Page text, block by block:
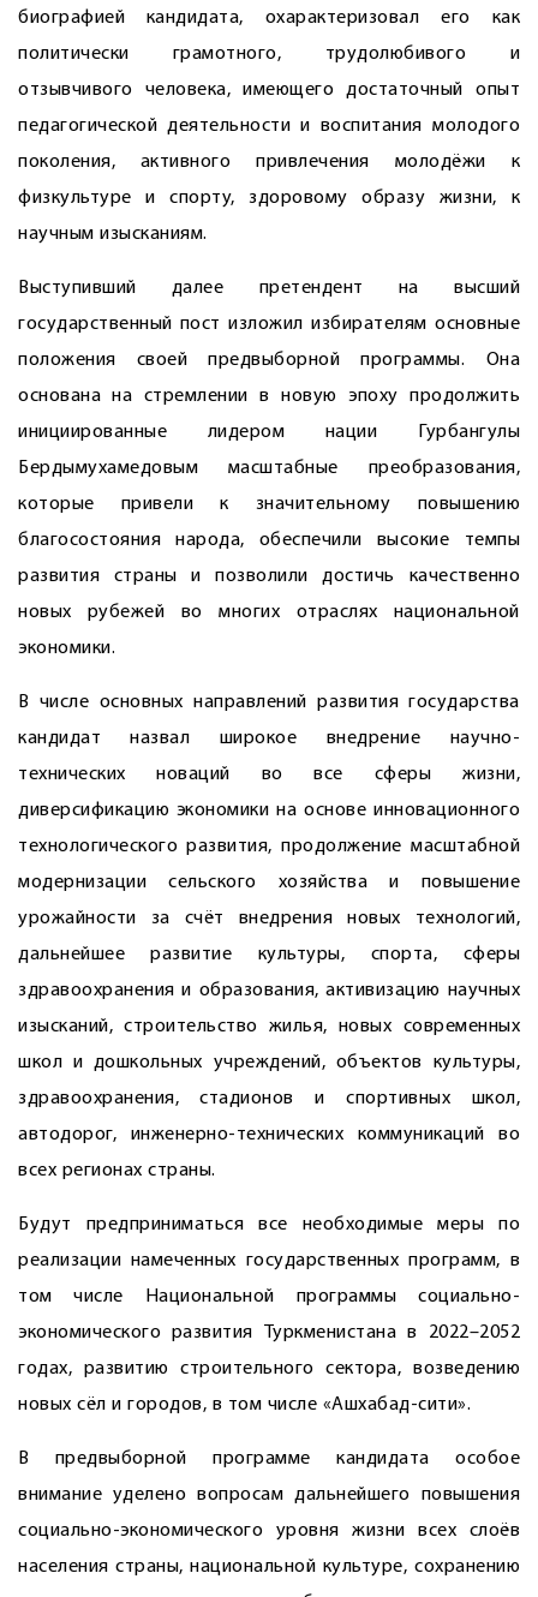
биографией кандидата, охарактеризовал его как
политически грамотного, трудолюбивого и
отзывчивого человека, имеющего достаточный опыт
педагогической деятельности и воспитания молодого
поколения, активного привлечения молодёжи к
физкультуре и спорту, здоровому образу жизни, к
научным изысканиям.
Выступивший далее претендент на высший
государственный пост изложил избирателям основные
положения своей предвыборной программы. Она
основана на стремлении в новую эпоху продолжить
инициированные лидером нации Гурбангулы
Бердымухамедовым масштабные преобразования,
которые привели к значительному повышению
благосостояния народа, обес­печили высокие темпы
развития страны и позволили достичь качественно
новых рубежей во многих отраслях национальной
экономики.
В числе основных направлений развития государства
кандидат назвал широкое внед­рение научно-
технических новаций во все сферы жизни,
диверсификацию экономики на основе инновационного
технологического развития, продолжение масштабной
модернизации сельского хозяйства и повышение
урожайности за счёт внедрения новых технологий,
дальнейшее развитие культуры, спорта, сферы
здравоохранения и образования, активизацию научных
изысканий, строи­тельство жилья, новых современных
школ и дошкольных учреждений, объектов культуры,
здравоохранения, стадионов и спортивных школ,
автодорог, инженерно-технических коммуникаций во
всех регионах страны.
Будут предприниматься все необходимые меры по
реализации намеченных государственных программ, в
том числе Национальной программы социально-
экономического развития Туркменистана в 2022–2052
годах, развитию строительного сектора, возведению
новых сёл и городов, в том числе «Ашхабад-сити».
В предвыборной программе кандидата особое
внимание уделено вопросам дальнейшего повышения
социально-экономического уровня жизни всех слоёв
населения страны, национальной культуре, сохранению